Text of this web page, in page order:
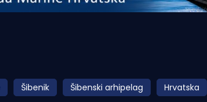
Šibenik Šibenski arhipelag Hrvatska